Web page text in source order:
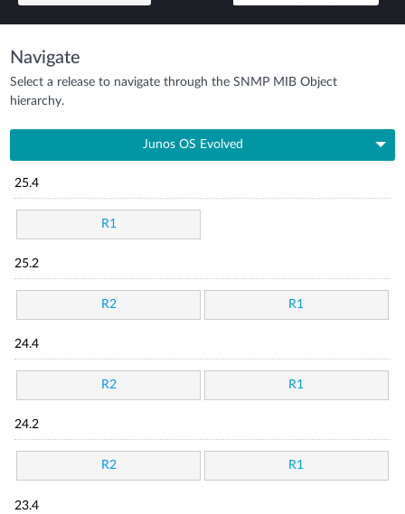
Navigate
Select a release to navigate through the SNMP MIB Object
hierarchy.
Junos OS Evolved
25.4
R1
25.2
R2 R1
24.4
R2 R1
24.2
R2 R1
23.4